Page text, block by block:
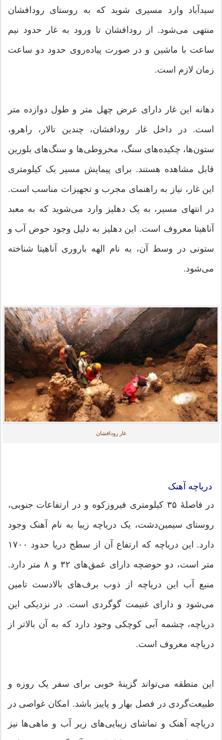
سیدآباد وارد مسیری شوید که به روستای رودافشان
منتهی می‌شود. از رودافشان تا ورود به غار حدود نیم
ساعت با ماشین و در صورت پیاده‌روی حدود دو ساعت
زمان لازم است.
دهانه این غار دارای عرض چهل متر و طول دوازده متر
است. در داخل غار رودافشان، چندین تالار، راهرو،
ستون‌ها، چکیده‌های سنگ، مخروطی‌ها و سنگ‌های بلورین
قابل مشاهده هستند. برای پیمایش مسیر یک کیلومتری
این غار، نیاز به راهنمای مجرب و تجهیزات مناسب است.
در انتهای مسیر، به یک دهلیز وارد می‌شوید که به معبد
آناهیتا معروف است. این دهلیز به دلیل وجود حوض آب و
ستونی در وسط آن، به نام الهه باروری آناهیتا شناخته
می‌شود.
غار رودافشان
دریاچه آهنک
در فاصلهٔ ۳۵ کیلومتری فیروزکوه و در ارتفاعات جنوبی،
روستای سیمین‌دشت، یک دریاچه زیبا به نام آهنک وجود
دارد. این دریاچه که ارتفاع آن از سطح دریا حدود ۱۷۰۰
متر است، دو حوضچه دارای عمق‌های ۳۲ و ۸ متر دارد.
منبع آب این دریاچه از ذوب برف‌های بالادست تامین
می‌شود و دارای غنیمت گوگردی است. در نزدیکی این
دریاچه، چشمه آبی کوچکی وجود دارد که به آن بالاتر از
دریاچه معروف است.
این منطقه می‌تواند گزینهٔ خوبی برای سفر یک روزه و
طبیعت‌گردی در فصل بهار و پاییز باشد. امکان غواصی در
دریاچه آهنک و تماشای زیبایی‌های زیر آب و ماهی‌ها نیز